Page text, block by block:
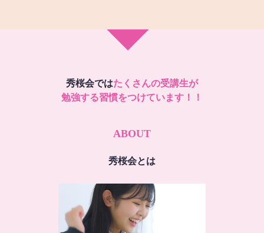
秀桜会ではたくさんの受講生が
勉強する習慣をつけています！！
ABOUT
秀桜会とは